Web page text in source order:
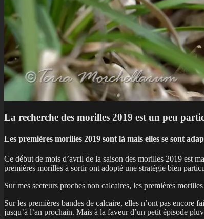
La recherche des morilles 2019 est un peu
Les premières morilles 2019 sont là mais elles se sont
Ce début de mois d’avril de la saison des morilles 2019 est
premières morilles à sortir ont adopté une stratégie bien
Sur mes secteurs proches non calcaires, les premières
Sur les premières bandes de calcaire, elles n’ont pas encore
jusqu’à l’an prochain. Mais à la faveur d’un petit épisode